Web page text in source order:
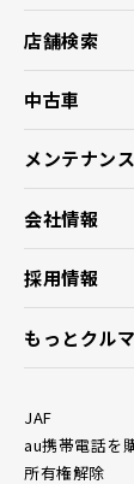
店舗検索
中古車
メンテナンス
会社情報
採用情報
もっとクル
JAF
au携帯電話を
所有権解除